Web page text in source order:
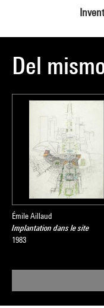
Del
Émile Aillaud
Implantation dans le site
1983